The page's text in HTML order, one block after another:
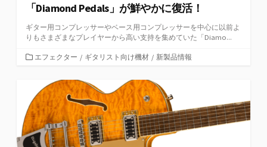
「Diamond Pedals」が鮮やかに復活！
ギター用コンプレッサーやベース用コンプレッサーを中心に以前よ
りもさまざまなプレイヤーから高い支持を集めていた「Diamo...
カ
ー
エフェクター / ギタリスト向け機材 / 新製品情報